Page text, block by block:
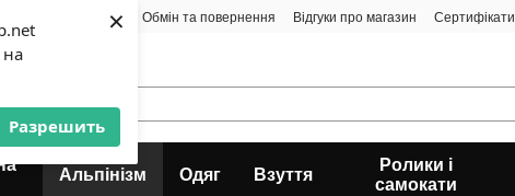
на
Разрешить
×
Оплата і доставка Обмін та повернення Відгуки про магазин Сертифікати
Альпінізм Одяг Взуття
Ролики і
самокати